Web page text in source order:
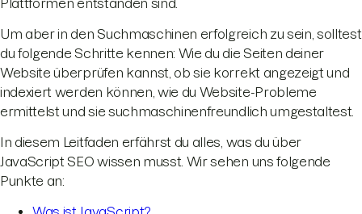
Plattformen entstanden sind.
Um aber in den Suchmaschinen erfolgreich zu sein, solltest
du folgende Schritte kennen: Wie du die Seiten deiner
Website überprüfen kannst, ob sie korrekt angezeigt und
indexiert werden können, wie du Website-Probleme
ermittelst und sie suchmaschinenfreundlich umgestaltest.
In diesem Leitfaden erfährst du alles, was du über
JavaScript SEO wissen musst. Wir sehen uns folgende
Punkte an: